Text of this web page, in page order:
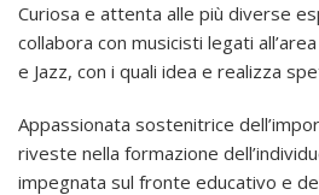
Curiosa e attenta alle più diverse
collabora con musicisti legati
e Jazz, con i quali idea e realizza
Appassionata sostenitrice
riveste nella formazione
impegnata sul fronte educativo e